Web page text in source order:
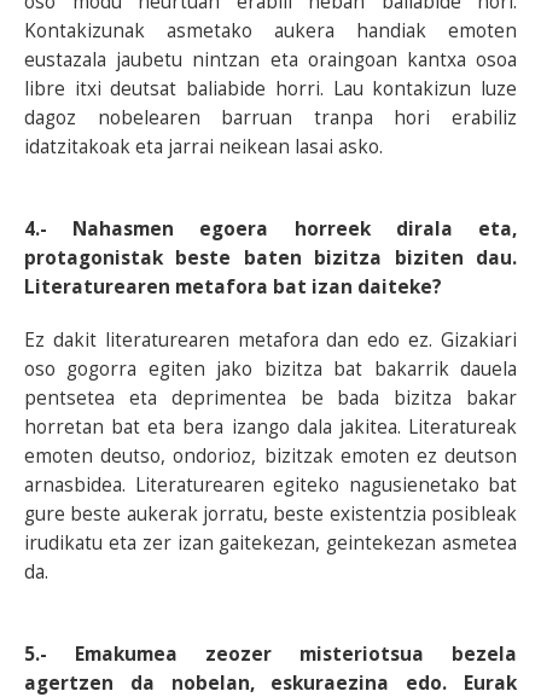
Kontakizunak asmetako aukera handiak emoten
eustazala jaubetu nintzan eta oraingoan kantxa osoa
libre itxi deutsat baliabide horri. Lau kontakizun luze
dagoz nobelearen barruan tranpa hori erabiliz
idatzitakoak eta jarrai neikean lasai asko.
4.- Nahasmen egoera horreek dirala eta,
protagonistak beste baten bizitza biziten dau.
Literaturearen metafora bat izan daiteke?
Ez dakit literaturearen metafora dan edo ez. Gizakiari
oso gogorra egiten jako bizitza bat bakarrik dauela
pentsetea eta deprimentea be bada bizitza bakar
horretan bat eta bera izango dala jakitea. Literatureak
emoten deutso, ondorioz, bizitzak emoten ez deutson
arnasbidea. Literaturearen egiteko nagusienetako bat
gure beste aukerak jorratu, beste existentzia posibleak
irudikatu eta zer izan gaitekezan, geintekezan asmetea
da.
5.- Emakumea zeozer misteriotsua bezela
agertzen da nobelan, eskuraezina edo. Eurak